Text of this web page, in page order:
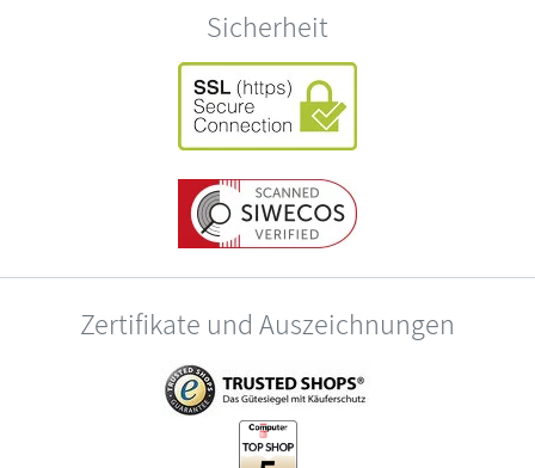
Sicherheit
Zertifikate und Auszeichnungen